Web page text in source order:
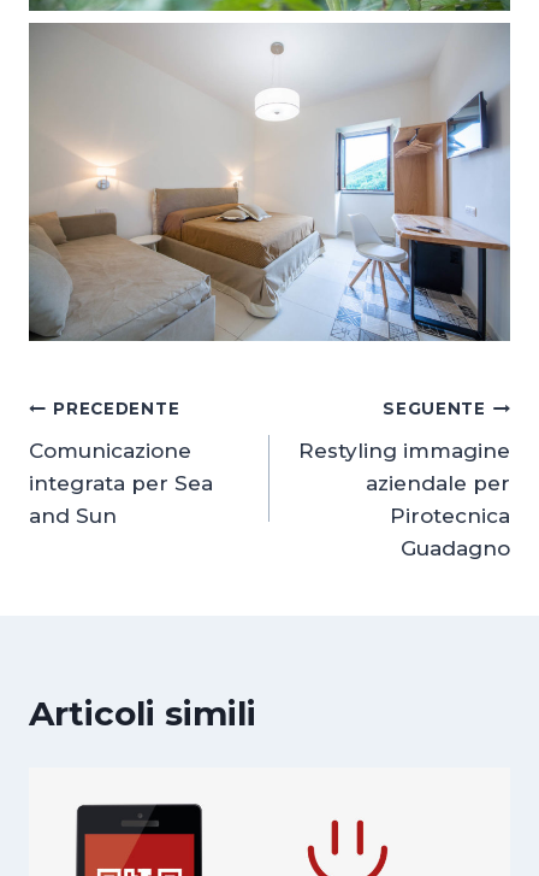
Navigazione
articoli
PRECEDENTE
Comunicazione
integrata per Sea
and Sun
SEGUENTE
Restyling immagine
aziendale per
Pirotecnica
Guadagno
Articoli simili